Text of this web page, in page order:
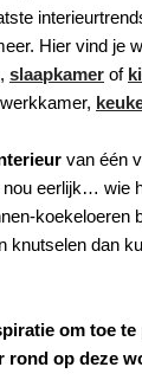
Hier vind je
, slaapkamer of
van één
eerlijk… wie
koekeloeren
knutselen dan
om toe te
rond op deze